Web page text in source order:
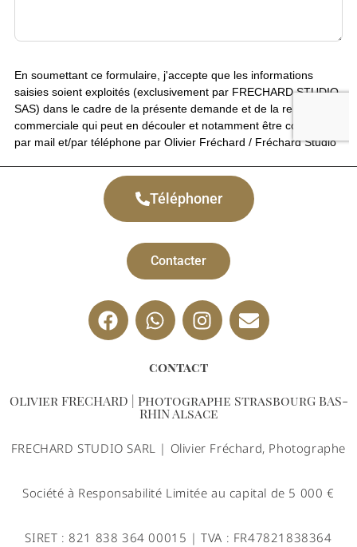
Téléphoner
Contacter
contact
Olivier FRECHARD | Photographe StrasbourG BAS-
RHIN Alsace
FRECHARD STUDIO SARL | Olivier Fréchard, Photographe
Société à Responsabilité Limitée au capital de 5 000 €
SIRET : 821 838 364 00015 | TVA : FR47821838364